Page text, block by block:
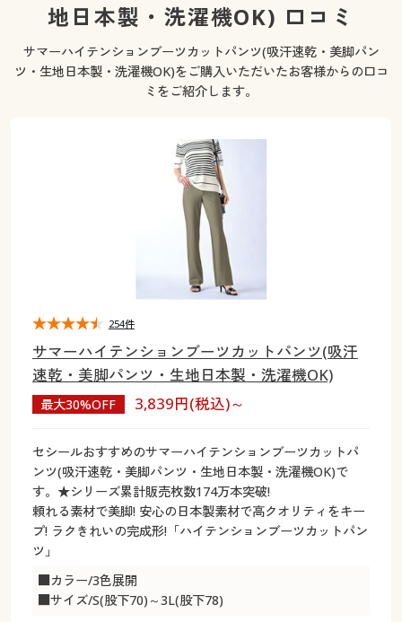
キッチン・雑貨・日用品
カーテン・ラグ・ファブリック
美容・健康通販すべて
大きいサイズ レディース下着
大きいサイズ 事務・制服
カタログ
カタログ・チラシからのご注文
カタログ無料プレゼント
会員メニュー
マイページ
閲覧履歴
キッチン・雑貨・日用品
家具・収納
寝具・ベッド
美容・健康通販すべて
美容・健康・サプリメント
制服・スクール
制服・スクールすべて
ジュニア・ティーンズ下着
大きいサイズ
大きいサイズ レディース服
大きいサイズ レディース下着
大きいサイズ メンズ
大きいサイズ 事務・制服
カタログ・チラシからのご注文
デジタルカタログ
カタログ無料プレゼント
会員メニュー
マイページ
閲覧履歴
お気に入り
地日本製・洗濯機OK) 口コミ
サマーハイテンションブーツカットパンツ(吸汗速乾・美脚パン
ツ・生地日本製・洗濯機OK)をご購入いただいたお客様からの口コ
ミをご紹介します。
サマーハイテンションブーツカットパンツ(吸汗
速乾・美脚パンツ・生地日本製・洗濯機OK)
最大30%OFF 3,839円(税込)～
セシールおすすめのサマーハイテンションブーツカットパ
ンツ(吸汗速乾・美脚パンツ・生地日本製・洗濯機OK)で
す。★シリーズ累計販売枚数174万本突破!
頼れる素材で美脚! 安心の日本製素材で高クオリティをキー
プ! ラクきれいの完成形!「ハイテンションブーツカットパン
ツ」
■カラー/3色展開
■サイズ/S(股下70)～3L(股下78)
254件